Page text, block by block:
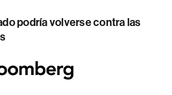
podría volverse contra las